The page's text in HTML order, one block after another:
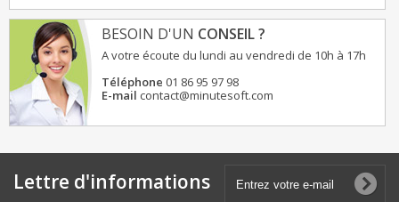
BESOIN D'UN CONSEIL ?
A votre écoute du lundi au vendredi de 10h à 17h
Téléphone 01 86 95 97 98
E-mail contact@minutesoft.com
Lettre d'informations